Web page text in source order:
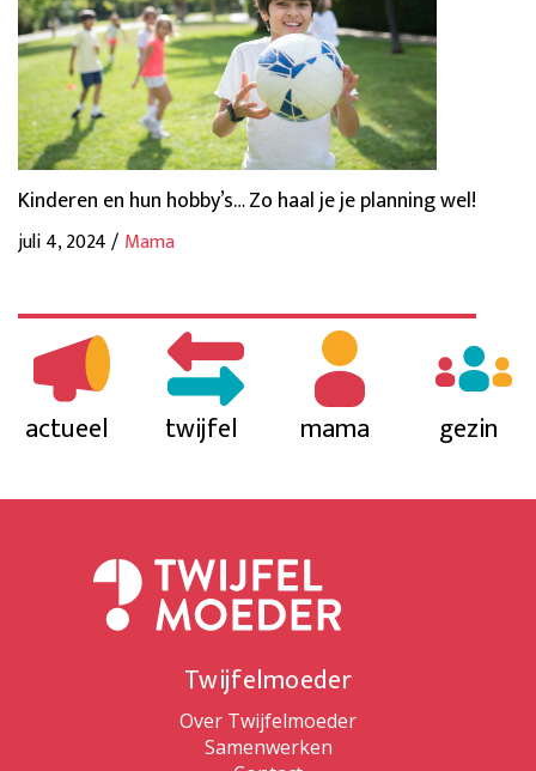
Kinderen en hun hobby’s… Zo haal je je planning wel!
juli 4, 2024 / Mama
actueel twijfel mama gezin
Twijfelmoeder
Over Twijfelmoeder
Samenwerken